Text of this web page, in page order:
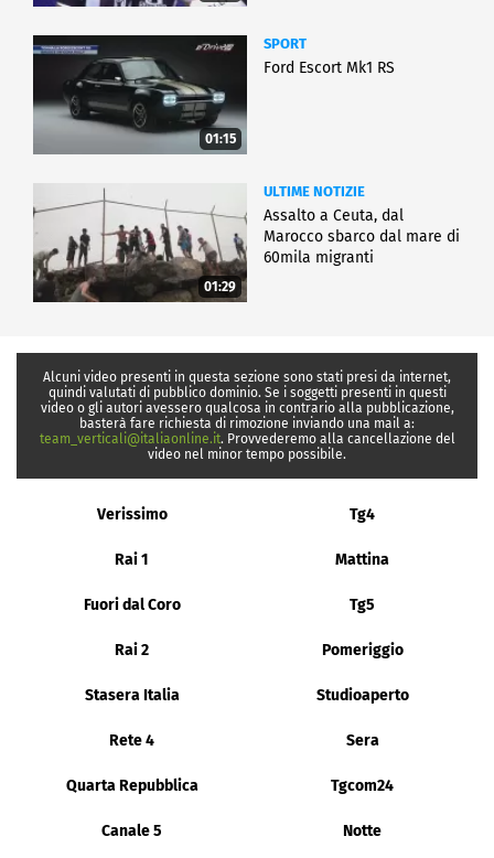
01:15
SPORT
Ford Escort Mk1 RS
01:29
ULTIME NOTIZIE
Assalto a Ceuta, dal
Marocco sbarco dal mare di
60mila migranti
Alcuni video presenti in questa sezione sono stati presi da internet,
quindi valutati di pubblico dominio. Se i soggetti presenti in questi
video o gli autori avessero qualcosa in contrario alla pubblicazione,
basterà fare richiesta di rimozione inviando una mail a:
team_verticali@italiaonline.it. Provvederemo alla cancellazione del
video nel minor tempo possibile.
Verissimo Tg4
Rai 1 Mattina
Fuori dal Coro Tg5
Rai 2 Pomeriggio
Stasera Italia Studioaperto
Rete 4 Sera
Quarta Repubblica Tgcom24
Canale 5 Notte